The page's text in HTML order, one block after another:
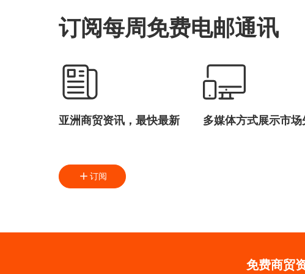
订阅每周免费电邮通讯
亚洲商贸资讯，最快最新 多媒体方式展示市场
订阅
免费商贸